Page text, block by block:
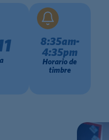
Horario de
timbre
8:35am-
4:35pm